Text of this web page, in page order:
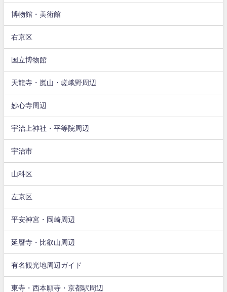
博物館・美術館
右京区
国立博物館
天龍寺・嵐山・嵯峨野周辺
妙心寺周辺
宇治上神社・平等院周辺
宇治市
山科区
左京区
平安神宮・岡崎周辺
延暦寺・比叡山周辺
有名観光地周辺ガイド
東寺・西本願寺・京都駅周辺